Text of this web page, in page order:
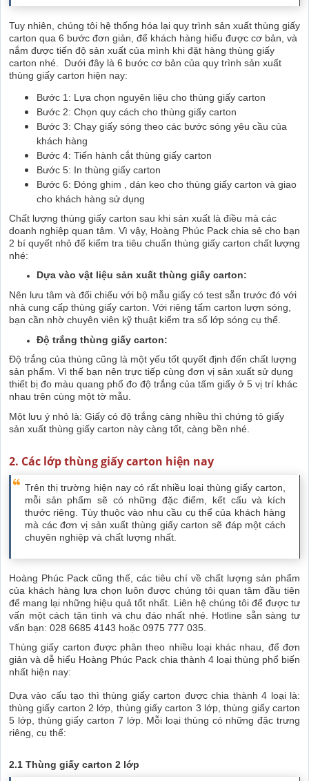
Tuy nhiên, chúng tôi hệ thống hóa lại quy trình sản xuất thùng giấy
carton qua 6 bước đơn giản, để khách hàng hiểu được cơ bản, và
nắm được tiến độ sản xuất của mình khi đặt hàng thùng giấy
carton nhé. Dưới đây là 6 bước cơ bản của quy trình sản xuất
thùng giấy carton hiện nay:
Bước 1: Lựa chọn nguyên liệu cho thùng giấy carton
Bước 2: Chọn quy cách cho thùng giấy carton
Bước 3: Chạy giấy sóng theo các bước sóng yêu cầu của
khách hàng
Bước 4: Tiến hành cắt thùng giấy carton
Bước 5: In thùng giấy carton
Bước 6: Đóng ghim , dán keo cho thùng giấy carton và giao
cho khách hàng sử dụng
Chất lượng thùng giấy carton sau khi sản xuất là điều mà các
doanh nghiệp quan tâm. Vì vậy, Hoàng Phúc Pack chia sẻ cho bạn
2 bí quyết nhỏ để kiểm tra tiêu chuẩn thùng giấy carton chất lượng
nhé:
Dựa vào vật liệu sản xuất thùng giấy carton:
Nên lưu tâm và đối chiếu với bộ mẫu giấy có test sẵn trước đó với
nhà cung cấp thùng giấy carton. Với riêng tấm carton lượn sóng,
bạn cần nhờ chuyên viên kỹ thuật kiểm tra số lớp sóng cụ thể.
Độ trắng thùng giấy carton:
Độ trắng của thùng cũng là một yếu tốt quyết định đến chất lượng
sản phẩm. Vì thế bạn nên trực tiếp cùng đơn vị sản xuất sử dụng
thiết bị đo màu quang phổ đo độ trắng của tấm giấy ở 5 vị trí khác
nhau trên cùng một tờ mẫu.
Một lưu ý nhỏ là: Giấy có độ trắng càng nhiều thì chứng tỏ giấy
sản xuất thùng giấy carton này càng tốt, càng bền nhé.
2. Các lớp thùng giấy carton hiện nay
Trên thị trường hiện nay có rất nhiều loại thùng giấy carton,
mỗi sản phẩm sẽ có những đặc điểm, kết cấu và kích
thước riêng. Tùy thuộc vào nhu cầu cụ thể của khách hàng
mà các đơn vị sản xuất thùng giấy carton sẽ đáp một cách
chuyên nghiệp và chất lượng nhất.
Hoàng Phúc Pack cũng thế, các tiêu chí về chất lượng sản phẩm
của khách hàng lựa chọn luôn được chúng tôi quan tâm đầu tiên
để mang lại những hiệu quả tốt nhất. Liên hệ chúng tôi để được tư
vấn một cách tận tình và chu đáo nhất nhé. Hotline sẵn sàng tư
vấn bạn: 028 6685 4143 hoặc 0975 777 035.
Thùng giấy carton được phân theo nhiều loại khác nhau, để đơn
giản và dễ hiểu Hoàng Phúc Pack chia thành 4 loại thùng phổ biến
nhất hiện nay:
Dựa vào cấu tạo thì thùng giấy carton được chia thành 4 loại là:
thùng giấy carton 2 lớp, thùng giấy carton 3 lớp, thùng giấy carton
5 lớp, thùng giấy carton 7 lớp. Mỗi loại thùng có những đặc trưng
riêng, cụ thể:
2.1 Thùng giấy carton 2 lớp